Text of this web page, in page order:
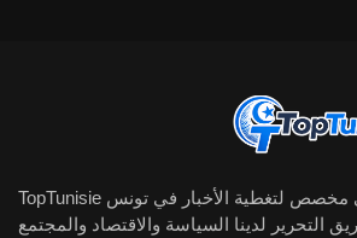
TopTunisie هو موقع إعلامي رقمي مخصص لتغطية الأخبار في تونس
التحرير لدينا السياسة والاقتصاد والمجتمع